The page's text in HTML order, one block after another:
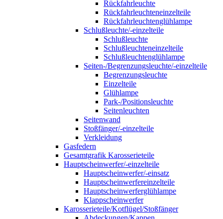
Rückfahrleuchte
Rückfahrleuchteneinzelteile
Rückfahrleuchtenglühlampe
Schlußleuchte/-einzelteile
Schlußleuchte
Schlußleuchteneinzelteile
Schlußleuchtenglühlampe
Seiten-/Begrenzungsleuchte/-einzelteile
Begrenzungsleuchte
Einzelteile
Glühlampe
Park-/Positionsleuchte
Seitenleuchten
Seitenwand
Stoßfänger/-einzelteile
Verkleidung
Gasfedern
Gesamtgrafik Karosserieteile
Hauptscheinwerfer/-einzelteile
Hauptscheinwerfer/-einsatz
Hauptscheinwerfereinzelteile
Hauptscheinwerferglühlampe
Klappscheinwerfer
Karosserieteile/Kotflügel/Stoßfänger